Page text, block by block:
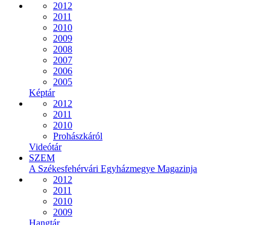
2012
2011
2010
2009
2008
2007
2006
2005
Képtár
2012
2011
2010
Prohászkáról
Videótár
SZEM
A Székesfehérvári Egyházmegye Magazinja
2012
2011
2010
2009
Hangtár